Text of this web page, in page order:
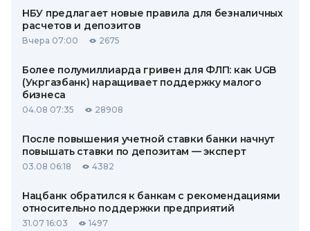
НБУ предлагает новые правила для безналичных
расчетов и депозитов
Вчера 07:00 2675
Более полумиллиарда гривен для ФЛП: как UGB
(Укргазбанк) наращивает поддержку малого
бизнеса
04.08 07:35 28908
После повышения учетной ставки банки начнут
повышать ставки по депозитам — эксперт
03.08 06:18 4382
Нацбанк обратился к банкам с рекомендациями
относительно поддержки предприятий
31.07 16:03 1497